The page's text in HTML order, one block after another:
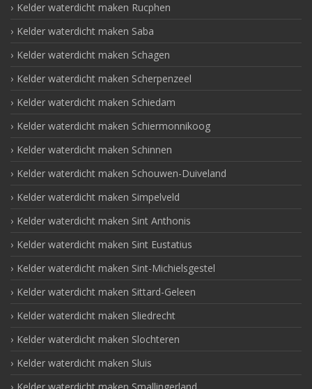
Kelder waterdicht maken Rucphen
Kelder waterdicht maken Saba
Kelder waterdicht maken Schagen
Kelder waterdicht maken Scherpenzeel
Kelder waterdicht maken Schiedam
Kelder waterdicht maken Schiermonnikoog
Kelder waterdicht maken Schinnen
Kelder waterdicht maken Schouwen-Duiveland
Kelder waterdicht maken Simpelveld
Kelder waterdicht maken Sint Anthonis
Kelder waterdicht maken Sint Eustatius
Kelder waterdicht maken Sint-Michielsgestel
Kelder waterdicht maken Sittard-Geleen
Kelder waterdicht maken Sliedrecht
Kelder waterdicht maken Slochteren
Kelder waterdicht maken Sluis